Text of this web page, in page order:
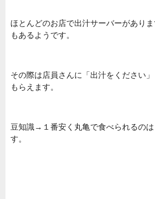
ほとんどのお店で出汁サーバーがあり
もあるようです。
その際は店員さんに「出汁をください
もらえます。
豆知識→１番安く丸亀で食べられるの
す。